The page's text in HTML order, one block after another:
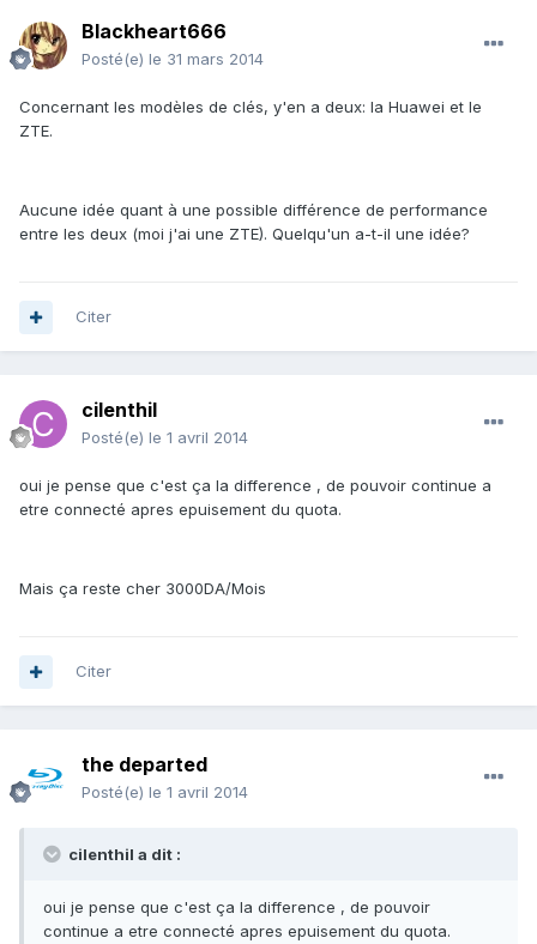
Blackheart666
Posté(e) le 31 mars 2014
Concernant les modèles de clés, y'en a deux: la Huawei et le
ZTE.
Aucune idée quant à une possible différence de performance
entre les deux (moi j'ai une ZTE). Quelqu'un a-t-il une idée?
Citer
cilenthil
Posté(e) le 1 avril 2014
oui je pense que c'est ça la difference , de pouvoir continue a
etre connecté apres epuisement du quota.
Mais ça reste cher 3000DA/Mois
Citer
the departed
Posté(e) le 1 avril 2014
cilenthil a dit :
oui je pense que c'est ça la difference , de pouvoir
continue a etre connecté apres epuisement du quota.